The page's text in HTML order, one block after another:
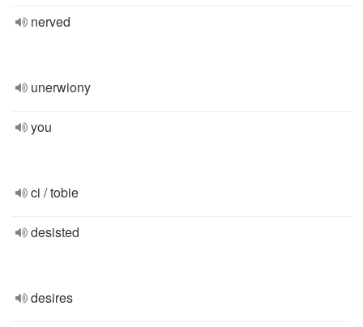
nerved
unerwiony
you
ci / tobie
desisted
desires